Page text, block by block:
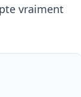
vraiment